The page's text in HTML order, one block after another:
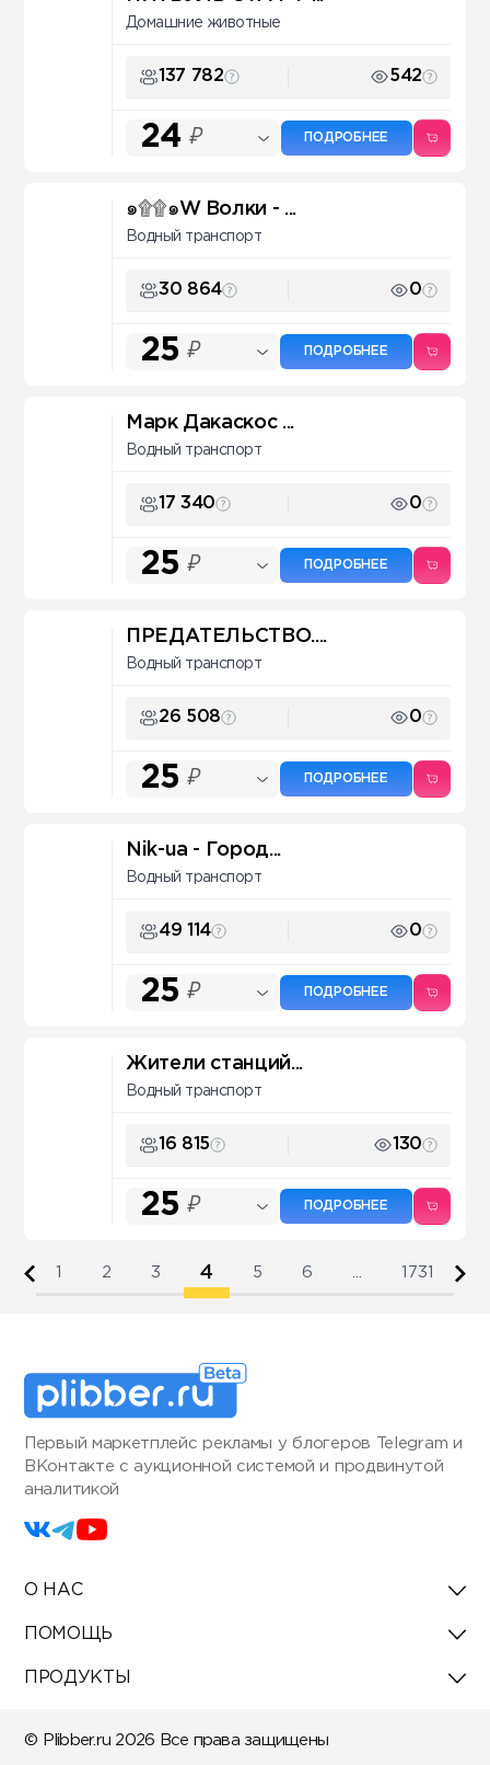
Домашние животные
137 782 542
24 ₽ ПОДРОБНЕЕ
๑۩۩๑W Волки - ...
Водный транспорт
30 864 0
25 ₽ ПОДРОБНЕЕ
Марк Дакаскос ...
Водный транспорт
17 340 0
25 ₽ ПОДРОБНЕЕ
ПРЕДАТЕЛЬСТВО....
Водный транспорт
26 508 0
25 ₽ ПОДРОБНЕЕ
Nik-ua - Город...
Водный транспорт
49 114 0
25 ₽ ПОДРОБНЕЕ
Жители станций...
Водный транспорт
16 815 130
25 ₽ ПОДРОБНЕЕ
2 3 4 5 6 1731
Первый маркетплейс рекламы у блогеров Telegram и
ВКонтакте с аукционной системой и продвинутой
аналитикой
О НАС
ПОМОЩЬ
ПРОДУКТЫ
© Plibber.ru 2026 Все права защищены